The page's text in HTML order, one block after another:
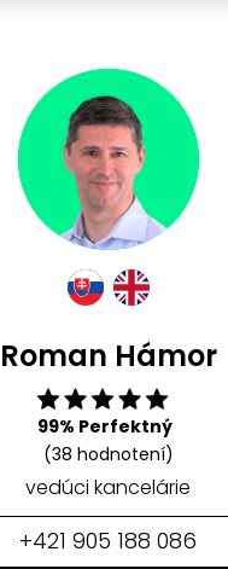
Roman Hámor
99% Perfektný
(38 hodnotení)
vedúci kancelárie
+421 905 188 086